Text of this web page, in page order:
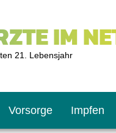
IM
21. Lebensjahr
Vorsorge Impfen